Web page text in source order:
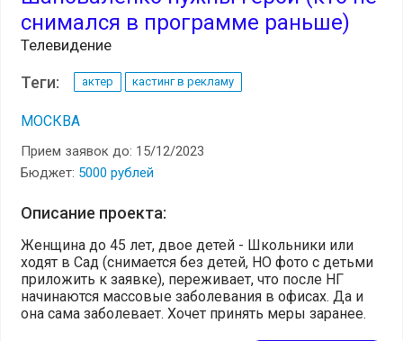
снимался в программе раньше)
Телевидение
Теги: актер кастинг в рекламу
МОСКВА
Прием заявок до: 15/12/2023
Бюджет: 5000 рублей
Описание проекта:
Женщина до 45 лет, двое детей - Школьники или
ходят в Сад (снимается без детей, НО фото с детьми
приложить к заявке), переживает, что после НГ
начинаются массовые заболевания в офисах. Да и
она сама заболевает. Хочет принять меры заранее.